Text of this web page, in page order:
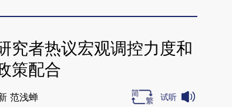
究者热议宏观调控力度和
策配合
范浅蝉 试听